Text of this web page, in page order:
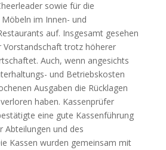
sowie für die
im Innen- und
auf. Insgesamt gesehen
Vorstandschaft trotz höherer
Auch, wenn angesichts
und Betriebskosten
Ausgaben die Rücklagen
haben. Kassenprüfer
eine gute Kassenführung
Abteilungen und des
Kassen wurden gemeinsam mit